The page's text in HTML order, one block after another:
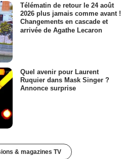
Télématin de retour le 24 août
2026 plus jamais comme avant !
Changements en cascade et
arrivée de Agathe Lecaron
Quel avenir pour Laurent
Ruquier dans Mask Singer ?
Annonce surprise
& magazines TV